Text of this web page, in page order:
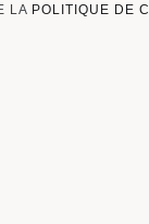
LA POLITIQUE DE